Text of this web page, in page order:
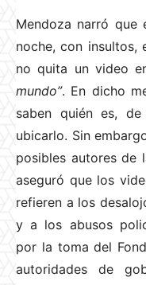
Mendoza narró que
noche, con insultos,
no quita un video
mundo”. En dicho
saben quién es,
ubicarlo. Sin
posibles autores de
aseguró que los
refieren a los
y a los abusos
por la toma del
autoridades de